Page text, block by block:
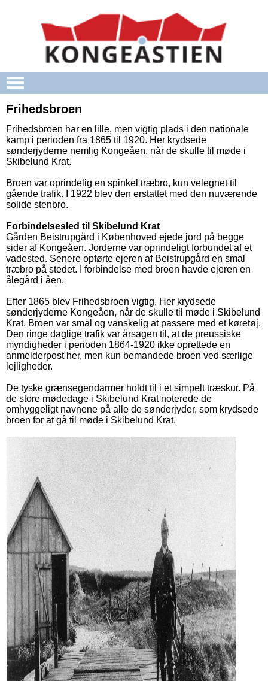
Frihedsbroen
Frihedsbroen har en lille, men vigtig plads i den nationale
kamp i perioden fra 1865 til 1920. Her krydsede
sønderjyderne nemlig Kongeåen, når de skulle til møde i
Skibelund Krat.
Broen var oprindelig en spinkel træbro, kun velegnet til
gående trafik. I 1922 blev den erstattet med den nuværende
solide stenbro.
Forbindelsesled til Skibelund Krat
Gården Beistrupgård i Københoved ejede jord på begge
sider af Kongeåen. Jorderne var oprindeligt forbundet af et
vadested. Senere opførte ejeren af Beistrupgård en smal
træbro på stedet. I forbindelse med broen havde ejeren en
ålegård i åen.
Efter 1865 blev Frihedsbroen vigtig. Her krydsede
sønderjyderne Kongeåen, når de skulle til møde i Skibelund
Krat. Broen var smal og vanskelig at passere med et køretøj.
Den ringe daglige trafik var årsagen til, at de preussiske
myndigheder i perioden 1864-1920 ikke oprettede en
anmelderpost her, men kun bemandede broen ved særlige
lejligheder.
De tyske grænsegendarmer holdt til i et simpelt træskur. På
de store mødedage i Skibelund Krat noterede de
omhyggeligt navnene på alle de sønderjyder, som krydsede
broen for at gå til møde i Skibelund Krat.